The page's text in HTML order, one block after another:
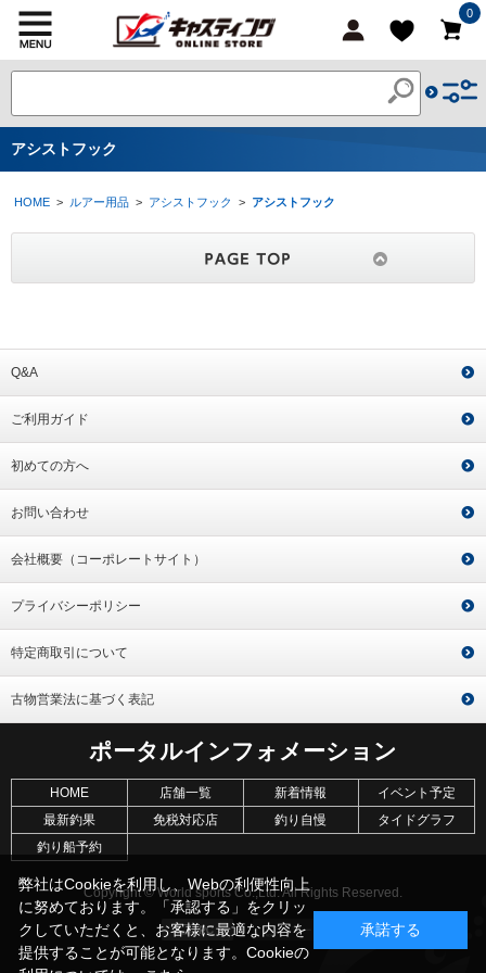
0
アシストフック
HOME > ルアー用品 > アシストフック > アシストフック
Q&A
ご利用ガイド
初めての方へ
お問い合わせ
会社概要（コーポレートサイト）
プライバシーポリシー
特定商取引について
古物営業法に基づく表記
ポータルインフォメーション
HOME 店舗一覧 新着情報
イベント予定
最新釣果
免税対応店 釣り自慢
タイドグラフ
釣り船予約
Copyright © World sports Co.,Ltd. All Rights Reserved.
弊社はCookieを利用し、Webの利便性向上
に努めております。「承認する」をクリッ
クしていただくと、お客様に最適な内容を
提供することが可能となります。Cookieの
承諾する